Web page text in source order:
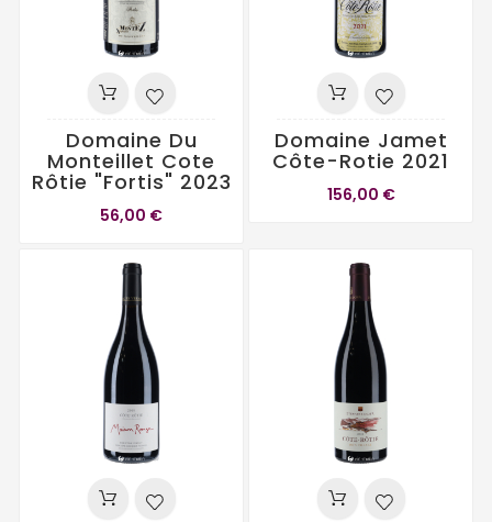
Domaine Du
Monteillet Cote
Rôtie "Fortis" 2023
56,00 €
Domaine Jamet
Côte-Rotie 2021
156,00 €